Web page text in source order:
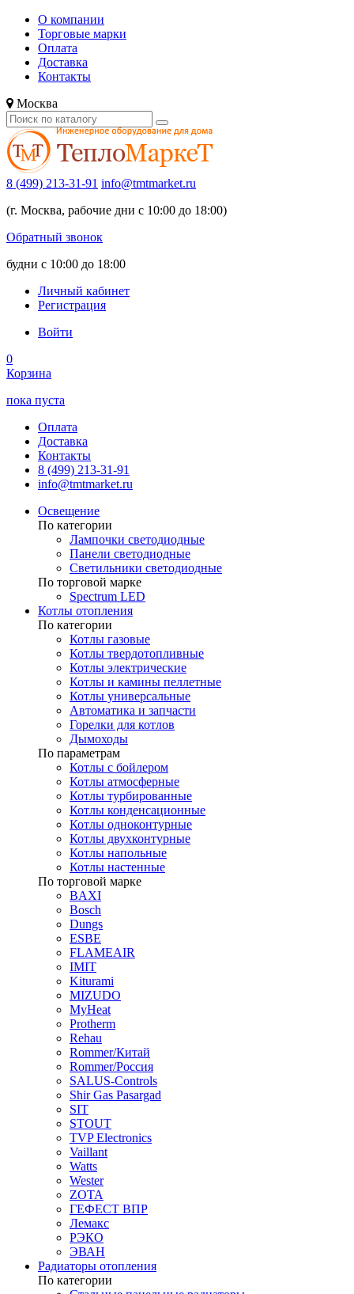
О компании
Торговые марки
Оплата
Доставка
Контакты
Москва
8 (499) 213-31-91 info@tmtmarket.ru
(г. Москва, рабочие дни с 10:00 до 18:00)
Обратный звонок
будни с 10:00 до 18:00
Личный кабинет
Регистрация
Войти
0
Корзина
пока пуста
Оплата
Доставка
Контакты
8 (499) 213-31-91
info@tmtmarket.ru
Освещение
По категории
Лампочки светодиодные
Панели светодиодные
Светильники светодиодные
По торговой марке
Spectrum LED
Котлы отопления
По категории
Котлы газовые
Котлы твердотопливные
Котлы электрические
Котлы и камины пеллетные
Котлы универсальные
Автоматика и запчасти
Горелки для котлов
Дымоходы
По параметрам
Котлы с бойлером
Котлы атмосферные
Котлы турбированные
Котлы конденсационные
Котлы одноконтурные
Котлы двухконтурные
Котлы напольные
Котлы настенные
По торговой марке
BAXI
Bosch
Dungs
ESBE
FLAMEAIR
IMIT
Kiturami
MIZUDO
MyHeat
Protherm
Rehau
Rommer/Китай
Rommer/Россия
SALUS-Controls
Shir Gas Pasargad
SIT
STOUT
TVP Electronics
Vaillant
Watts
Wester
ZOTA
ГЕФЕСТ ВПР
Лемакс
РЭКО
ЭВАН
Радиаторы отопления
По категории